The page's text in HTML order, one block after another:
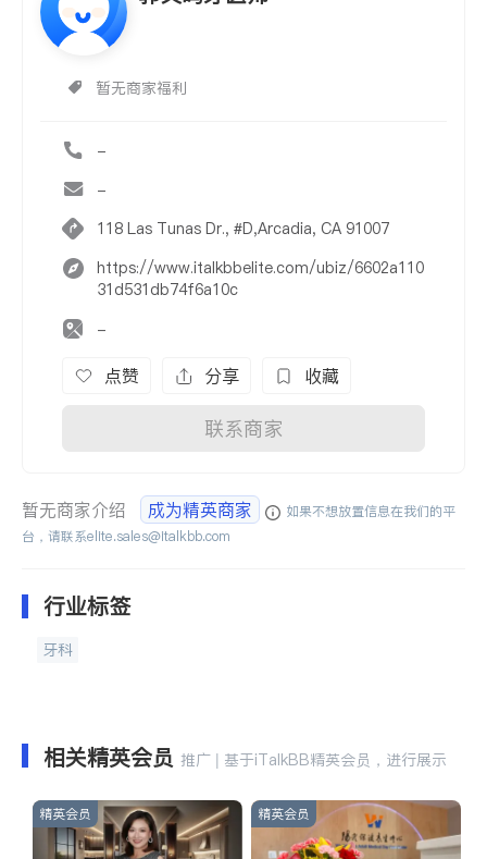
暂无商家福利
-
-
118 Las Tunas Dr., #D,Arcadia, CA 91007
https://www.italkbbelite.com/ubiz/6602a110
31d531db74f6a10c
-
点赞 分享 收藏
联系商家
暂无商家介绍 成为精英商家
如果不想放置信息在我们的平
台，请联系elite.sales@italkbb.com
行业标签
牙科
相关精英会员 推广 | 基于iTalkBB精英会员，进行展示
精英会员 精英会员